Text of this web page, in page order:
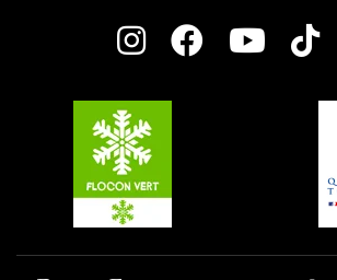
Charte des Acteurs Engagés
Plagne Villages
Plagne Aime 2000